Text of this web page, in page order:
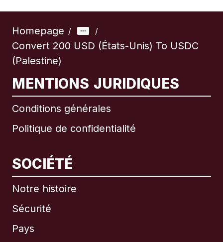
Homepage / /
Convert 200 USD (États-Unis) To USDC
(Palestine)
MENTIONS JURIDIQUES
Conditions générales
Politique de confidentialité
SOCIÉTÉ
Notre histoire
Sécurité
Pays